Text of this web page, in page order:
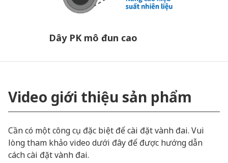
Dây PK mô đun cao
Video giới thiệu sản phẩm
Cần có một công cụ đặc biệt để cài đặt vành đai. Vui
lòng tham khảo video dưới đây để được hướng dẫn
cách cài đặt vành đai.